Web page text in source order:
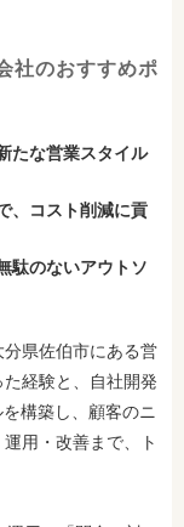
社のおすすめポ
たな営業スタイル
、コスト削減に貢
駄のないアウトソ
県佐伯市にある営
経験と、自社開発
構築し、顧客のニ
用・改善まで、ト